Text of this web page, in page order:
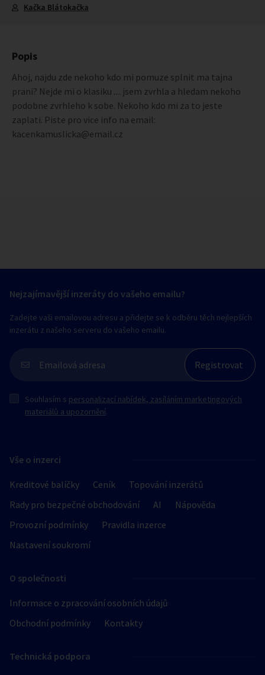
Kačka Blátokačka
Popis
Ahoj, najdu zde nekoho kdo mi pomuze splnit ma tajna
prani? Nejde mi o klasiku .... jsem zvrhla a hledam nekoho
podobne zvrhleho k sobe. Nekoho kdo mi za to jeste
zaplati. Piste pro vice info na email:
kacenkamuslicka@email.cz
Vše o inzerci
Kreditové balíčky Ceník
Topování inzerátů
Rady pro bezpečné obchodování
AI
Nápověda
Provozní podmínky
Pravidla inzerce
Nastavení soukromí
O společnosti
Informace o zpracování osobních údajů
Obchodní podmínky
Kontakty
Technická podpora
Nejzajímavější inzeráty do vašeho emailu?
Zadejte vaši emailovou adresu a přidejte se k odběru těch nejlepších
inzerátu z našeho serveru do vašeho emailu.
Souhlasím s personalizací nabídek, zasíláním marketingových
materiálů a upozornění.